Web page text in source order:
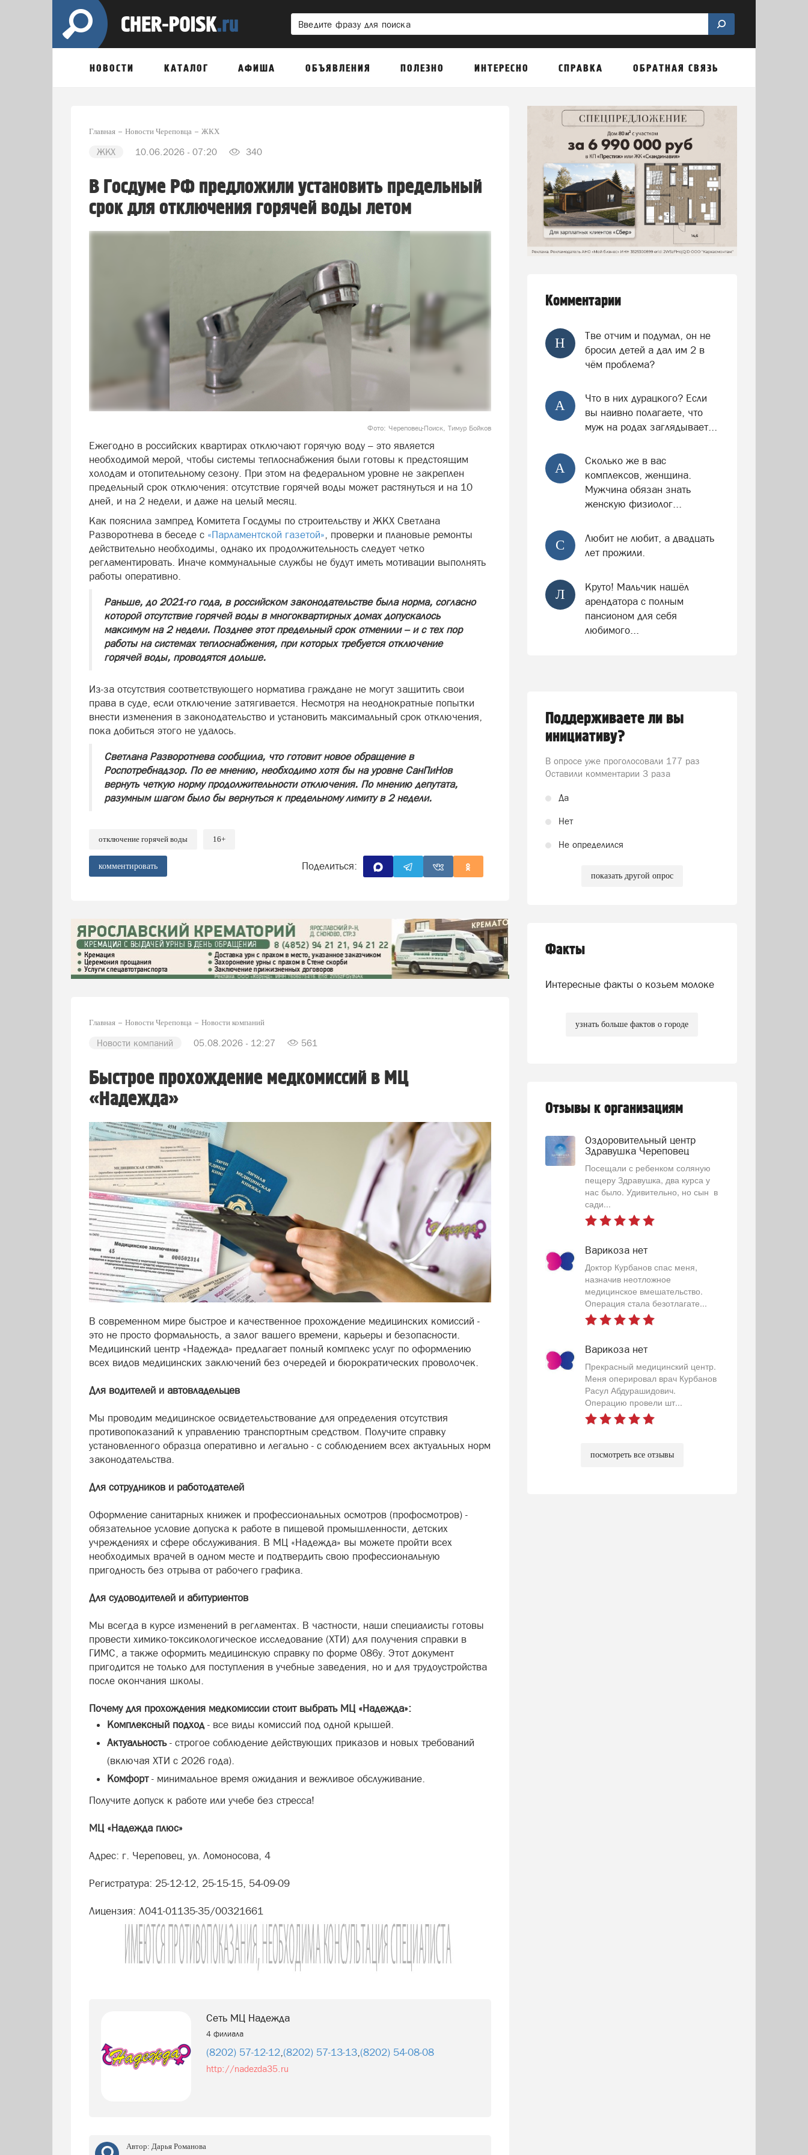
НОВОСТИ КАТАЛОГ АФИША ОБЪЯВЛЕНИЯ ПОЛЕЗНО ИНТЕРЕСНО СПРАВКА ОБРАТНАЯ СВЯЗЬ
Главная Новости Череповца ЖКХ
ЖКХ 10.06.2026 - 07:20 340
В Госдуме РФ предложили установить предельный
срок для отключения горячей воды летом
Фото: Череповец-Поиск, Тимур Бойков
Ежегодно в российских квартирах отключают горячую воду – это является
необходимой мерой, чтобы системы теплоснабжения были готовы к предстоящим
холодам и отопительному сезону. При этом на федеральном уровне не закреплен
предельный срок отключения: отсутствие горячей воды может растянуться и на 10
дней, и на 2 недели, и даже на целый месяц.
Как пояснила зампред Комитета Госдумы по строительству и ЖКХ Светлана
Разворотнева в беседе с «Парламентской газетой», проверки и плановые ремонты
действительно необходимы, однако их продолжительность следует четко
регламентировать. Иначе коммунальные службы не будут иметь мотивации выполнять
работы оперативно.
Раньше, до 2021-го года, в российском законодательстве была норма, согласно
которой отсутствие горячей воды в многоквартирных домах допускалось
максимум на 2 недели. Позднее этот предельный срок отменили – и с тех пор
работы на системах теплоснабжения, при которых требуется отключение
горячей воды, проводятся дольше.
Из‑за отсутствия соответствующего норматива граждане не могут защитить свои
права в суде, если отключение затягивается. Несмотря на неоднократные попытки
внести изменения в законодательство и установить максимальный срок отключения,
пока добиться этого не удалось.
Светлана Разворотнева сообщила, что готовит новое обращение в
Роспотребнадзор. По ее мнению, необходимо хотя бы на уровне СанПиНов
вернуть четкую норму продолжительности отключения. По мнению депутата,
разумным шагом было бы вернуться к предельному лимиту в 2 недели.
отключение горячей воды 16+
комментировать Поделиться:
Главная Новости Череповца Новости компаний
Новости компаний 05.08.2026 - 12:27 561
Быстрое прохождение медкомиссий в МЦ
«Надежда»
В современном мире быстрое и качественное прохождение медицинских комиссий -
это не просто формальность, а залог вашего времени, карьеры и безопасности.
Медицинский центр «Надежда» предлагает полный комплекс услуг по оформлению
всех видов медицинских заключений без очередей и бюрократических проволочек.
Для водителей и автовладельцев
Мы проводим медицинское освидетельствование для определения отсутствия
противопоказаний к управлению транспортным средством. Получите справку
установленного образца оперативно и легально - с соблюдением всех актуальных норм
законодательства.
Для сотрудников и работодателей
Оформление санитарных книжек и профессиональных осмотров (профосмотров) -
обязательное условие допуска к работе в пищевой промышленности, детских
учреждениях и сфере обслуживания. В МЦ «Надежда» вы можете пройти всех
необходимых врачей в одном месте и подтвердить свою профессиональную
пригодность без отрыва от рабочего графика.
Для судоводителей и абитуриентов
Мы всегда в курсе изменений в регламентах. В частности, наши специалисты готовы
провести химико-токсикологическое исследование (ХТИ) для получения справки в
ГИМС, а также оформить медицинскую справку по форме 086у. Этот документ
пригодится не только для поступления в учебные заведения, но и для трудоустройства
после окончания школы.
Почему для прохождения медкомиссии стоит выбрать МЦ «Надежда»:
Комплексный подход- все виды комиссий под одной крышей.
Актуальность - строгое соблюдение действующих приказов и новых требований
(включая ХТИ с 2026 года).
Комфорт- минимальное время ожидания и вежливое обслуживание.
Получите допуск к работе или учебе без стресса!
МЦ «Надежда плюс»
Адрес: г. Череповец, ул. Ломоносова, 4
Регистратура: 25-12-12, 25-15-15, 54-09-09
Лицензия: Л041-01135-35/00321661
Сеть МЦ Надежда
4 филиала
(8202) 57-12-12,(8202) 57-13-13,(8202) 54-08-08
http://nadezda35.ru
Автор: Дарья Романова
Комментарии
Н
Тве отчим и подумал, он не
бросил детей а дал им 2 в
чём проблема?
А
Что в них дурацкого? Если
вы наивно полагаете, что
муж на родах заглядывает...
А
Сколько же в вас
комплексов, женщина.
Мужчина обязан знать
женскую физиолог...
С
Любит не любит, а двадцать
лет прожили.
Л
Круто! Мальчик нашёл
арендатора с полным
пансионом для себя
любимого...
Поддерживаете ли вы
инициативу?
В опросе уже проголосовали 177 раз
Оставили комментарии 3 раза
Да
Нет
Не определился
показать другой опрос
Факты
Интересные факты о козьем молоке
узнать больше фактов о городе
Отзывы к организациям
Оздоровительный центр
Здравушка Череповец
Посещали с ребенком соляную
пещеру Здравушка, два курса у
нас было. Удивительно, но сын в
сади...
Варикоза нет
Доктор Курбанов спас меня,
назначив неотложное
медицинское вмешательство.
Операция стала безотлагате...
Варикоза нет
Прекрасный медицинский центр.
Меня оперировал врач Курбанов
Расул Абдурашидович.
Операцию провели шт...
посмотреть все отзывы